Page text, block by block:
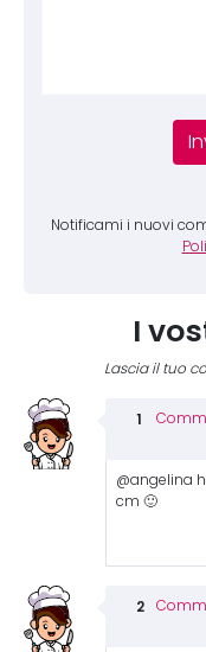
Notificami i nuovi
I
Lascia il tuo
@angelina
cm 🙂